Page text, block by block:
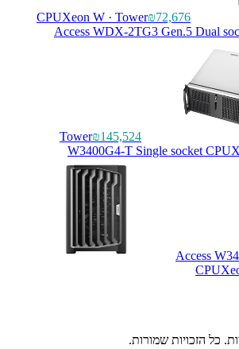
CPUXeon W · Tower
Access WDX-2TG3
Tower₪145,524
W3400G4-T Single